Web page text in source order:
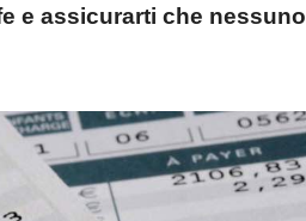
e assicurarti che nessuno